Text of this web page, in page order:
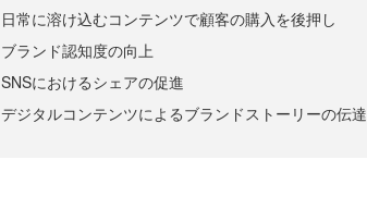
日常に溶け込むコンテンツで顧客の購入を後押し
ブランド認知度の向上
SNSにおけるシェアの促進
デジタルコンテンツによるブランドストーリーの伝達